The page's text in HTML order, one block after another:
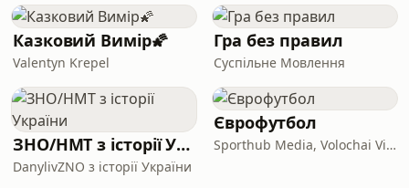
Казковий Вимір🌠
Valentyn Krepel
Гра без правил
Суспільне Мовлення
ЗНО/НМТ з історії України
DanylivZNO з історії України
Єврофутбол
Sporthub Media, Volochai Vitalii